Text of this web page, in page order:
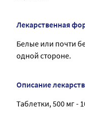
Лекарственная
Белые или почти
одной стороне.
Описание
Таблетки, 500 мг -